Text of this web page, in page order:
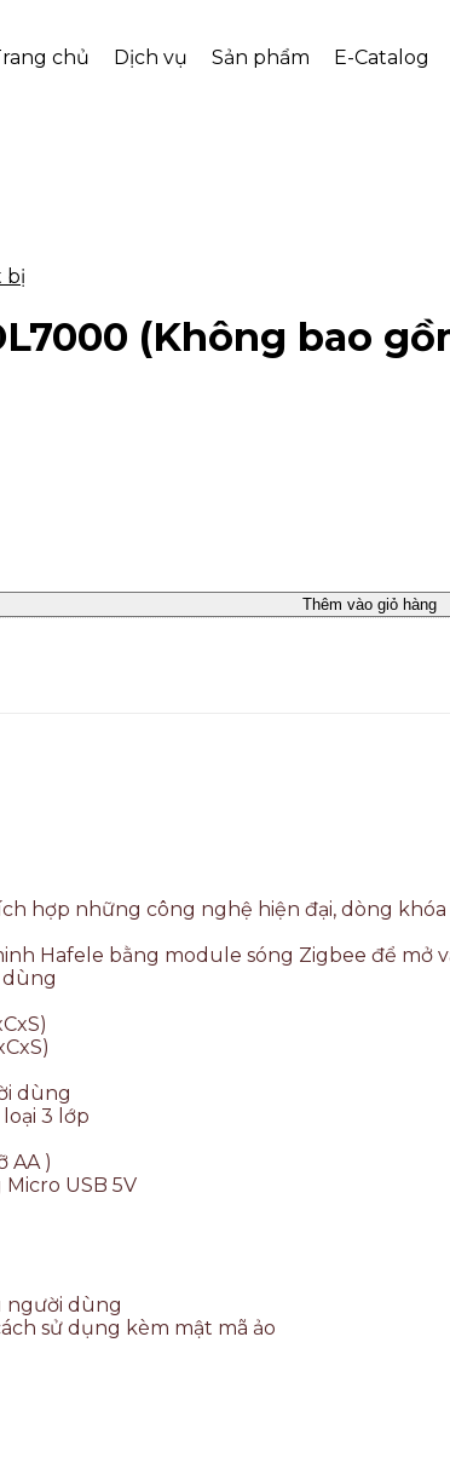
chủ Dịch vụ Sản phẩm E-Catalog
bị
(Không bao
Thêm vào giỏ hàng
hợp những công nghệ hiện đại, dòng
Hafele bằng module sóng Zigbee để
dùng
dùng
3 lớp
AA )
USB 5V
người dùng
sử dụng kèm mật mã ảo